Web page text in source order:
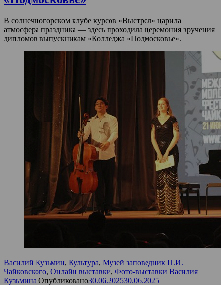
В солнечногорском клубе курсов «Выстрел» царила
атмосфера праздника — здесь проходила церемония вручения
дипломов выпускникам «Колледжа «Подмосковье».
Василий Кузьмин, Культура, Музей заповедник П.И.
Чайковского, Онлайн выставки, Фото-выставки Василия
Кузьмина Опубликовано30.06.202530.06.2025